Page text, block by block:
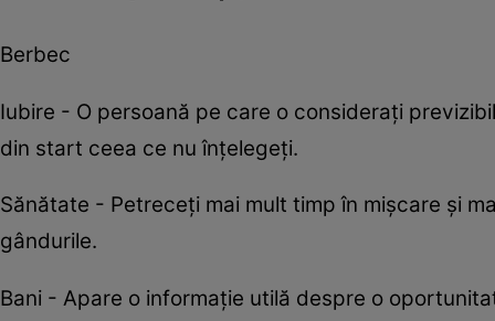
Berbec
Iubire - O persoană pe care o considerați
din start ceea ce nu înțelegeți.
Sănătate - Petreceți mai mult timp în mișcare și
gândurile.
Bani - Apare o informație utilă despre o